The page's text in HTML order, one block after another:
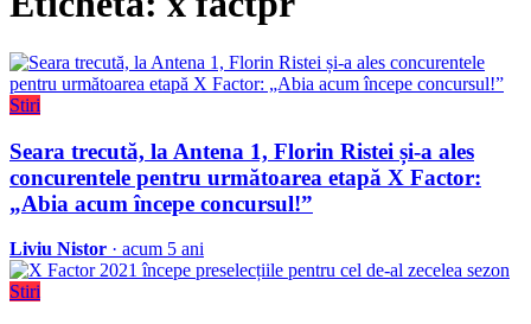
Stiri
Seara trecută, la Antena 1, Florin Ristei și-a ales
concurentele pentru următoarea etapă X Factor:
„Abia acum începe concursul!”
Liviu Nistor · acum 5 ani
Stiri